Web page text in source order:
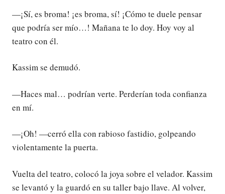
—¡Sí, es broma! ¡es broma, sí! ¡Cómo te duele pensar
que podría ser mío…! Mañana te lo doy. Hoy voy al
teatro con él.
Kassim se demudó.
—Haces mal… podrían verte. Perderían toda confianza
en mí.
—¡Oh! —cerró ella con rabioso fastidio, golpeando
violentamente la puerta.
Vuelta del teatro, colocó la joya sobre el velador. Kassim
se levantó y la guardó en su taller bajo llave. Al volver,